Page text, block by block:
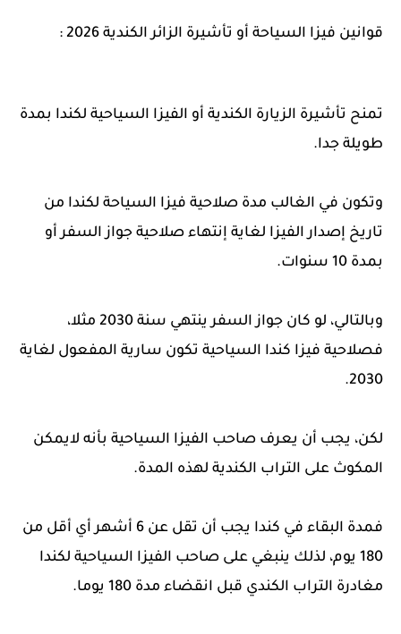
قوانين فيزا السياحة أو تأشيرة الزائر الكندية 2026 :
تمنح تأشيرة الزيارة الكندية أو الفيزا السياحية لكندا بمدة
طويلة جدا.
وتكون في الغالب مدة صلاحية فيزا السياحة لكندا من
تاريخ إصدار الفيزا لغاية إنتهاء صلاحية جواز السفر أو
بمدة 10 سنوات.
وبالتالي، لو كان جواز السفر ينتهي سنة 2030 مثلا،
فصلاحية فيزا كندا السياحية تكون سارية المفعول لغاية
2030.
لكن، يجب أن يعرف صاحب الفيزا السياحية بأنه لايمكن
المكوث على التراب الكندية لهذه المدة.
فمدة البقاء في كندا يجب أن تقل عن 6 أشهر أي أقل من
180 يوم، لذلك ينبغي على صاحب الفيزا السياحية لكندا
مغادرة التراب الكندي قبل انقضاء مدة 180 يوما.